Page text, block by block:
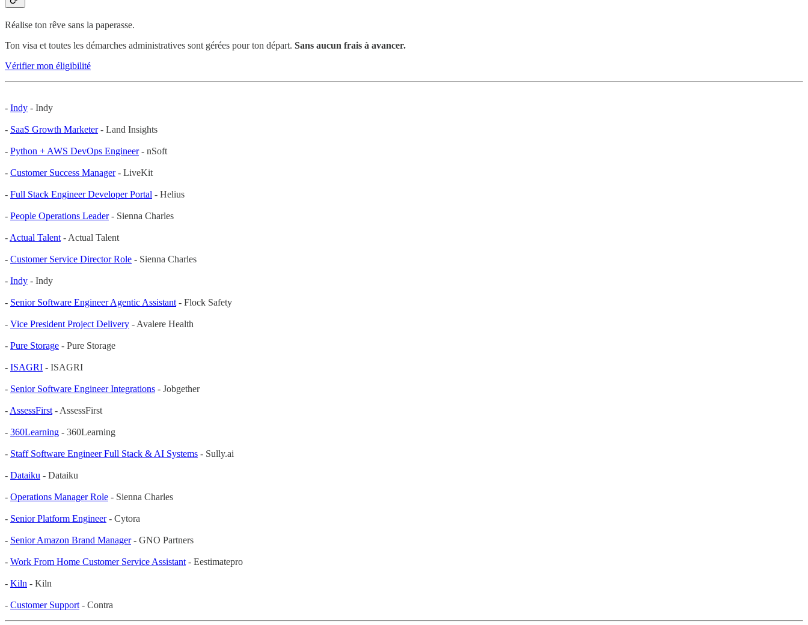
Réalise ton rêve sans la paperasse.
Ton visa et toutes les démarches administratives sont gérées pour ton départ. Sans aucun frais à avancer.
Vérifier mon éligibilité
- Indy - Indy
- SaaS Growth Marketer- Land Insights
- Python + AWS DevOps Engineer- nSoft
- Customer Success Manager- LiveKit
- Full Stack Engineer Developer Portal - Helius
- People Operations Leader- Sienna Charles
- Actual Talent - Actual Talent
- Customer Service Director Role - Sienna Charles
- Indy - Indy
- Senior Software Engineer Agentic Assistant - Flock Safety
- Vice President Project Delivery - Avalere Health
- Pure Storage - Pure Storage
- ISAGRI - ISAGRI
- Senior Software Engineer Integrations - Jobgether
- AssessFirst - AssessFirst
- 360Learning - 360Learning
- Staff Software Engineer Full Stack & AI Systems - Sully.ai
- Dataiku - Dataiku
- Operations Manager Role - Sienna Charles
- Senior Platform Engineer- Cytora
- Senior Amazon Brand Manager- GNO Partners
- Work From Home Customer Service Assistant - Eestimatepro
- Kiln - Kiln
- Customer Support - Contra